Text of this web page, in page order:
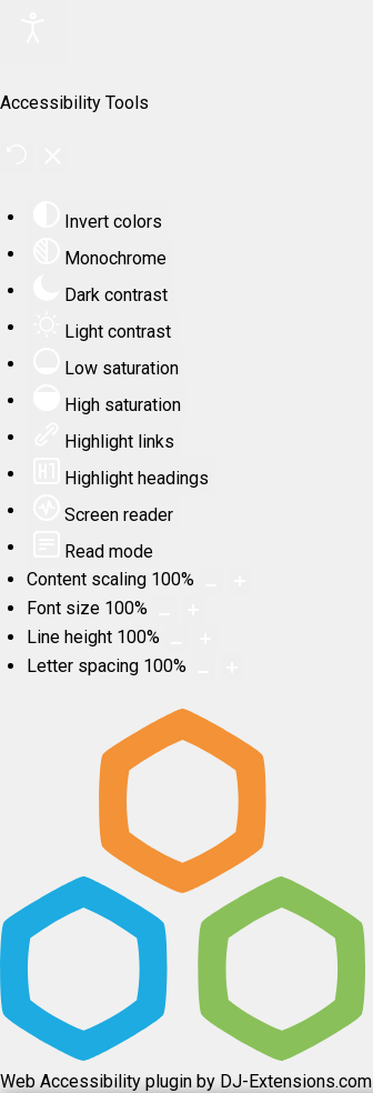
Accessibility Tools
Invert colors
Monochrome
Dark contrast
Light contrast
Low saturation
High saturation
Highlight links
Highlight headings
Screen reader
Read mode
Content scaling 100%
Font size 100%
Line height 100%
Letter spacing 100%
Web Accessibility plugin by DJ-Extensions.com